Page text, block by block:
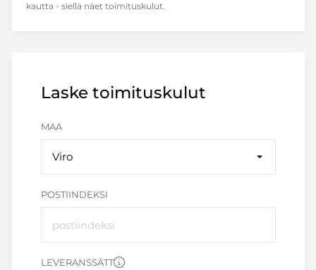
Laske toimituskulut
MAA
Viro
POSTIINDEKSI
LEVERANSSÄTT
kautta - siellä näet toimituskulut.